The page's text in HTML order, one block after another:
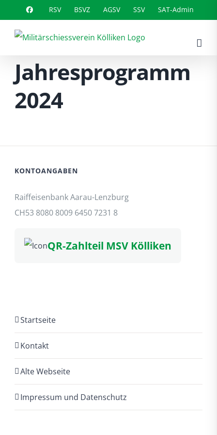
Inhalt
springen
RSV BSVZ AGSV SSV SAT-Admin
Jahresprogramm
2024
KONTOANGABEN
Raiffeisenbank Aarau-Lenzburg
CH53 8080 8009 6450 7231 8
QR-Zahlteil MSV Kölliken
Startseite
Kontakt
Alte Webseite
Impressum und Datenschutz